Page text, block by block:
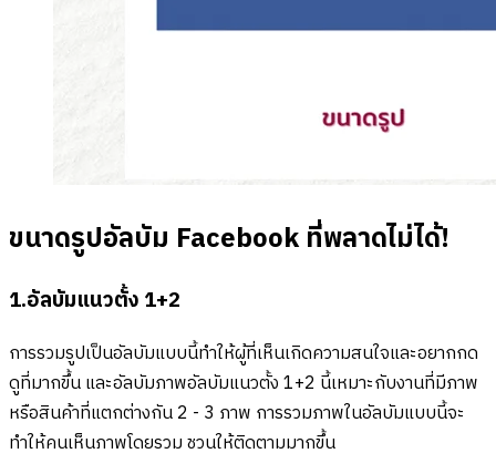
ขนาดรูปอัลบัม Facebook ที่พลาดไม่ได้!
1.อัลบัมแนวตั้ง 1+2
การรวมรูปเป็นอัลบัมแบบนี้ทำให้ผู้ที่เห็นเกิดความสนใจและอยากกด
ดูที่มากขึ้น และอัลบัมภาพอัลบัมแนวตั้ง 1+2 นี้เหมาะกับงานที่มีภาพ
หรือสินค้าที่แตกต่างกัน 2 - 3 ภาพ การรวมภาพในอัลบัมแบบนี้จะ
ทำให้คนเห็นภาพโดยรวม ชวนให้ติดตามมากขึ้น